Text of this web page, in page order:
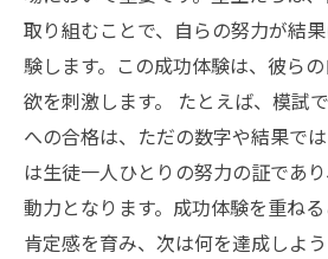
取り組むことで、自らの努力が結
験します。この成功体験は、彼ら
欲を刺激します。 たとえば、模試
への合格は、ただの数字や結果で
は生徒一人ひとりの努力の証であ
動力となります。成功体験を重ね
肯定感を育み、次は何を達成しよ